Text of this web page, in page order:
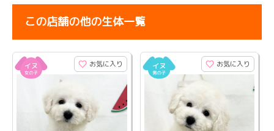
この店舗の他の生体一覧
お気に入り お気に入り